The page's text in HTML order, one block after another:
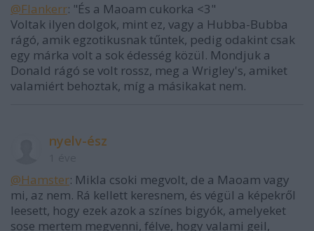
@Flankerr: "És a Maoam cukorka <3"
Voltak ilyen dolgok, mint ez, vagy a Hubba-Bubba
rágó, amik egzotikusnak tűntek, pedig odakint csak
egy márka volt a sok édesség közül. Mondjuk a
Donald rágó se volt rossz, meg a Wrigley's, amiket
valamiért behoztak, míg a másikakat nem.
nyelv-ész
@Hamster: Mikla csoki megvolt, de a Maoam vagy
mi, az nem. Rá kellett keresnem, és végül a képekről
leesett, hogy ezek azok a színes bigyók, amelyeket
sose mertem megvenni, félve, hogy valami geil,